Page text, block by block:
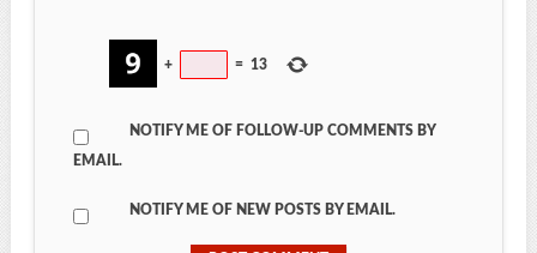
+ = 13
NOTIFY ME OF FOLLOW-UP COMMENTS BY
EMAIL.
NOTIFY ME OF NEW POSTS BY EMAIL.